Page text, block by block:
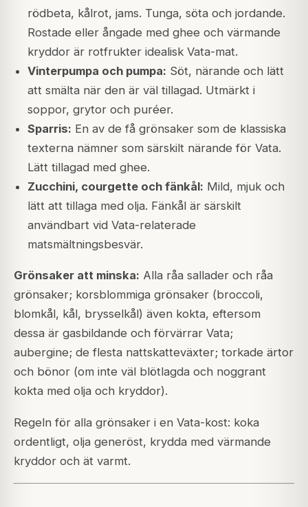
rödbeta, kålrot, jams. Tunga, söta och jordande.
Rostade eller ångade med ghee och värmande
kryddor är rotfrukter idealisk Vata-mat.
Vinterpumpa och pumpa: Söt, närande och lätt
att smälta när den är väl tillagad. Utmärkt i
soppor, grytor och puréer.
Sparris: En av de få grönsaker som de klassiska
texterna nämner som särskilt närande för Vata.
Lätt tillagad med ghee.
Zucchini, courgette och fänkål: Mild, mjuk och
lätt att tillaga med olja. Fänkål är särskilt
användbart vid Vata-relaterade
matsmältningsbesvär.
Grönsaker att minska: Alla råa sallader och råa
grönsaker; korsblommiga grönsaker (broccoli,
blomkål, kål, brysselkål) även kokta, eftersom
dessa är gasbildande och förvärrar Vata;
aubergine; de flesta nattskatteväxter; torkade ärtor
och bönor (om inte väl blötlagda och noggrant
kokta med olja och kryddor).
Regeln för alla grönsaker i en Vata-kost: koka
ordentligt, olja generöst, krydda med värmande
kryddor och ät varmt.